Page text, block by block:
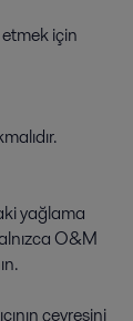
için
yağlama
O&M
çevresini